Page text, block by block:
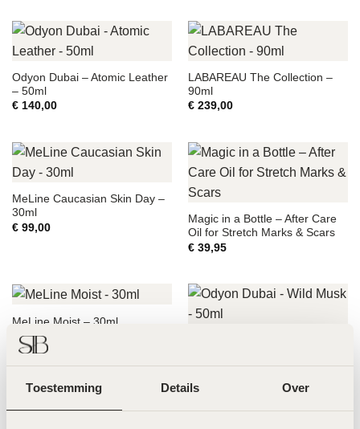
Toestemming Details Over
Odyon Dubai – Atomic Leather
– 50ml
€140,00
LABAREAU The Collection –
90ml
€239,00
MeLine Caucasian Skin Day –
30ml
€99,00
Magic in a Bottle – After Care
Oil for Stretch Marks & Scars
€39,95
MeLine Moist – 30ml
72,50
€140,00